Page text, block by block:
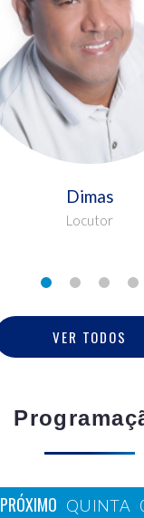
Dimas
Locutor
VER TODOS
PRÓXIMO QUINTA